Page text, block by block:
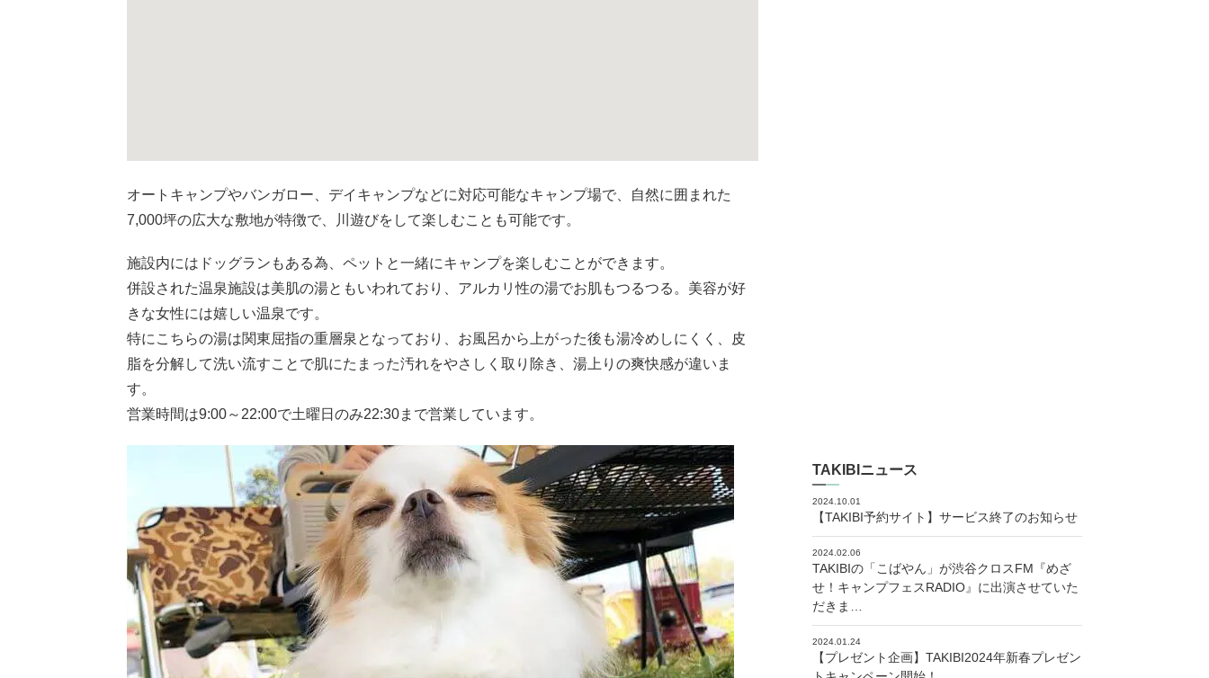
オートキャンプやバンガロー、デイキャンプなどに対応可能なキャンプ場で、自然に囲まれた
7,000坪の広大な敷地が特徴で、川遊びをして楽しむことも可能です。
施設内にはドッグランもある為、ペットと一緒にキャンプを楽しむことができます。
併設された温泉施設は美肌の湯ともいわれており、アルカリ性の湯でお肌もつるつる。美容が好
きな女性には嬉しい温泉です。
特にこちらの湯は関東屈指の重層泉となっており、お風呂から上がった後も湯冷めしにくく、皮
脂を分解して洗い流すことで肌にたまった汚れをやさしく取り除き、湯上りの爽快感が違いま
す。
営業時間は9:00～22:00で土曜日のみ22:30まで営業しています。
TAKIBIニュース
2024.10.01
【TAKIBI予約サイト】サービス終了のお知らせ
2024.02.06
TAKIBIの「こばやん」が渋谷クロスFM『めざ
せ！キャンプフェスRADIO』に出演させていた
だきま…
2024.01.24
【プレゼント企画】TAKIBI2024年新春プレゼン